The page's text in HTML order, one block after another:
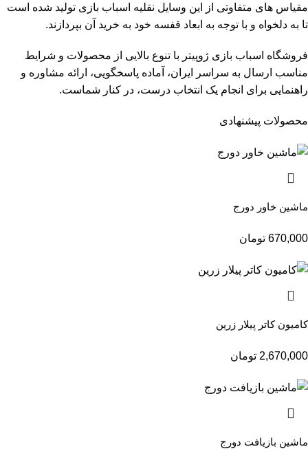
مقیاس های متفاوتی از این وسایل نقلیه اسباب بازی تولید شده است
تا به دلخواه و با توجه به ابعاد قفسه خود به خرید آن بپردازند.
فروشگاه اسباب بازی ژوپیتر با تنوع بالایی از محصولات و شرایط
مناسب ارسال به سراسر ایران، آماده پاسخگویی، ارائه مشاوره و
راهنمایی برای انجام یک انتخاب درست، در کنار شماست.
محصولات پیشنهادی
ماشین خاور دورج
670,000 تومان
کامیون کاتر پیلار زرین
2,670,000 تومان
ماشین بازیافت دورج